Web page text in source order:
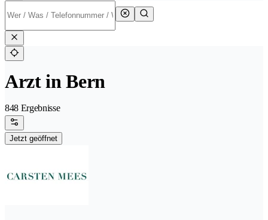
Arzt in Bern
848 Ergebnisse
Jetzt geöffnet